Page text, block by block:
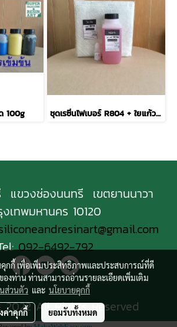
100g ชุดเรซิ่นไฟเบอร์ R804 + ใยแก้ว 450 1 เมตร , ชุดเรซิ่นไฟเบอร์ R804 + ใยแก้ว 450 1 kg
แขวงช่องนนทรี เขตยานนาวา
เทพมหานคร 10120
092-6492-792
All Rights Reserved
คุกกี้ เพื่อเพิ่มประสิทธิภาพและประสบการณ์ที่ดี
องท่าน ท่านสามารถอ่านรายละเอียดเพิ่มเติม
ส่วนตัว และ นโยบายคุกกี้
ค่าคุกกี้ ยอมรับทั้งหมด